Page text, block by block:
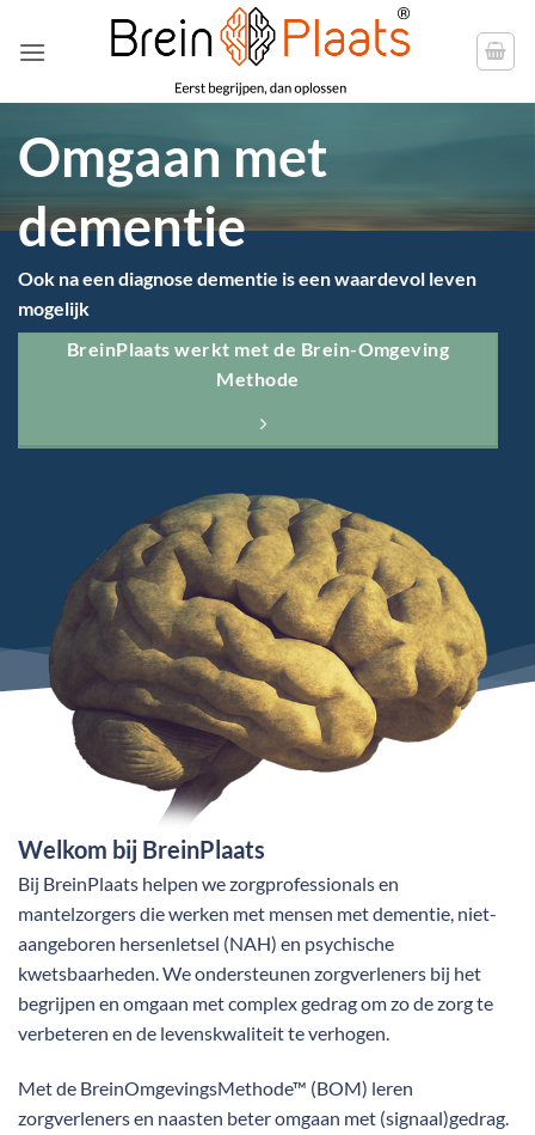
naar
Omgaan met
dementie
Ook na een diagnose dementie is een waardevol leven
mogelijk
BreinPlaats werkt met de Brein-Omgeving
Methode
Welkom bij BreinPlaats
Bij BreinPlaats helpen we zorgprofessionals en
mantelzorgers die werken met mensen met dementie, niet-
aangeboren hersenletsel (NAH) en psychische
kwetsbaarheden. We ondersteunen zorgverleners bij het
begrijpen en omgaan met complex gedrag om zo de zorg te
verbeteren en de levenskwaliteit te verhogen.
Met de BreinOmgevingsMethode™ (BOM) leren
zorgverleners en naasten beter omgaan met (signaal)gedrag.